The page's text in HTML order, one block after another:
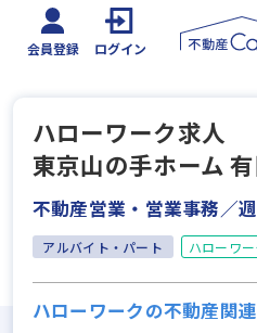
会員登録 ログイン
ハローワーク求人
東京山の手ホーム
不動産営業・営業事務／
アルバイト・パート ハローワ
ハローワークの不動産関